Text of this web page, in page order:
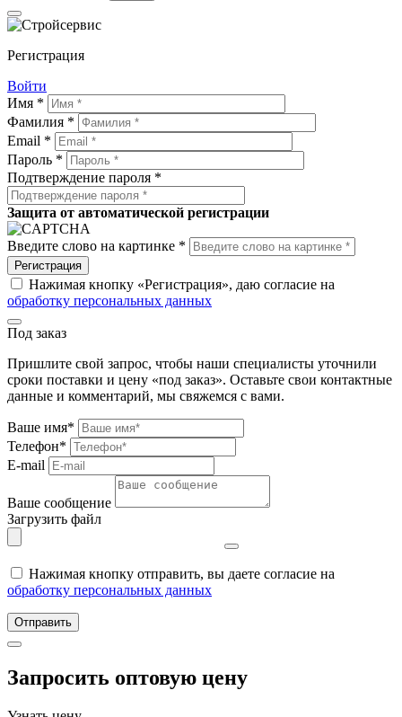
Регистрация
Войти
Имя *
Фамилия *
Email *
Пароль *
Подтверждение пароля *
Защита от автоматической регистрации
Введите слово на картинке *
Регистрация
Нажимая кнопку «Регистрация», даю согласие на
обработку персональных данных
Под заказ
Пришлите свой запрос, чтобы наши специалисты уточнили
сроки поставки и цену «под заказ». Оставьте свои контактные
данные и комментарий, мы свяжемся с вами.
Ваше имя*
Телефон*
E-mail
Ваше сообщение
Загрузить файл
Нажимая кнопку отправить, вы даете согласие на
обработку персональных данных
Отправить
Запросить оптовую цену